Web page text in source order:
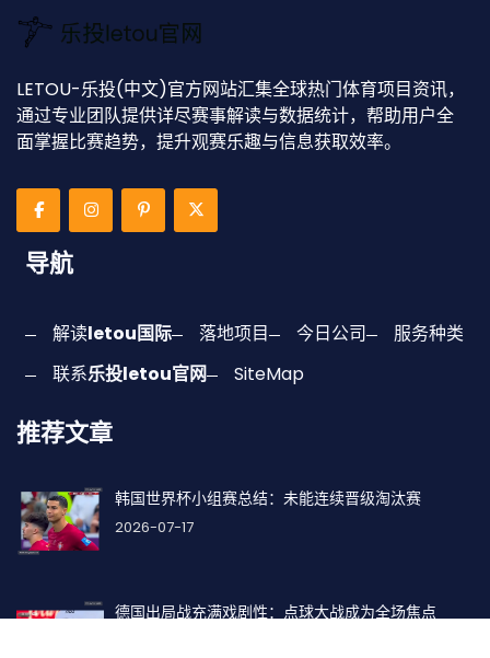
LETOU-乐投(中文)官方网站汇集全球热门体育项目资讯，
通过专业团队提供详尽赛事解读与数据统计，帮助用户全
面掌握比赛趋势，提升观赛乐趣与信息获取效率。
导航
解读letou国际 落地项目 今日公司
服务种类
联系乐投letou官网 SiteMap
推荐文章
韩国世界杯小组赛总结：未能连续晋级淘汰赛
2026-07-17
德国出局战充满戏剧性：点球大战成为全场焦点